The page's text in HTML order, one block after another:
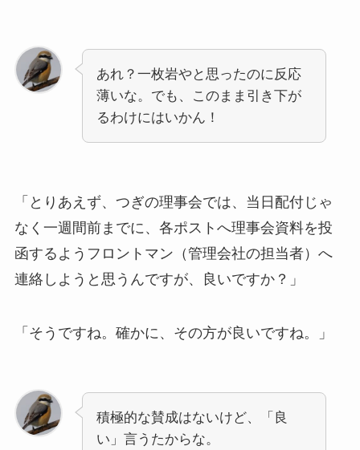
あれ？一枚岩やと思ったのに反応
薄いな。でも、このまま引き下が
るわけにはいかん！
「とりあえず、つぎの理事会では、当日配付じゃ
なく一週間前までに、各ポストへ理事会資料を投
函するようフロントマン（管理会社の担当者）へ
連絡しようと思うんですが、良いですか？」
「そうですね。確かに、その方が良いですね。」
積極的な賛成はないけど、「良
い」言うたからな。